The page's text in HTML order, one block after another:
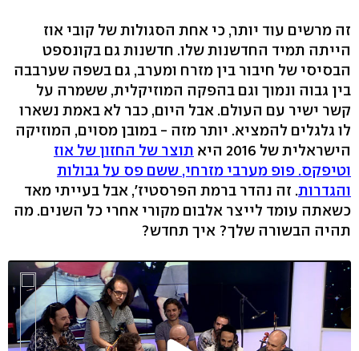
זה מרשים עוד יותר, כי אחת הסגולות של קובי אוז
הייתה תמיד החדשנות שלו. חדשנות גם בקונספט
הבסיסי של חיבור בין מזרח ומערב, גם בשפה שערבבה
בין גבוה ונמוך וגם בהפקה המוזיקלית, ששמרה על
קשר ישיר עם העולם. אבל היום, כבר לא באמת נשארו
לו גלגלים להמציא. יותר מזה - במובן מסוים, המוזיקה
הישראלית של 2016 היא
תוצר של החזון של אוז
וטיפקס. פופ מערבי מזרחי, ששם פס על גבולות
והגדרות. זה נהדר ברמת הפרסטיז', אבל בעייתי מאד
כשאתה עומד לייצר אלבום מקורי אחרי כל השנים. מה
תהיה הבשורה שלך? איך תחדש?